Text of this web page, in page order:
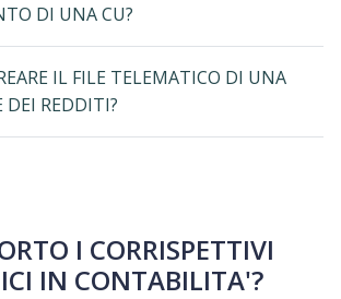
DI UNA CU?
IL FILE TELEMATICO DI UNA
DEI REDDITI?
I CORRISPETTIVI
IN CONTABILITA'?